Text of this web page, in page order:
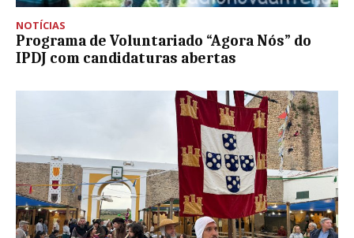
NOTÍCIAS
Programa de Voluntariado “Agora Nós” do
IPDJ com candidaturas abertas